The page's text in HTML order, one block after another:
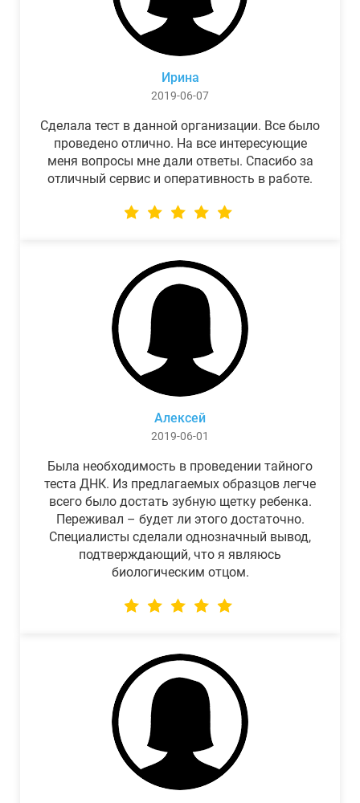
Ирина
2019-06-07
Сделала тест в данной организации. Все было
проведено отлично. На все интересующие
меня вопросы мне дали ответы. Спасибо за
отличный сервис и оперативность в работе.
Алексей
2019-06-01
Была необходимость в проведении тайного
теста ДНК. Из предлагаемых образцов легче
всего было достать зубную щетку ребенка.
Переживал – будет ли этого достаточно.
Специалисты сделали однозначный вывод,
подтверждающий, что я являюсь
биологическим отцом.